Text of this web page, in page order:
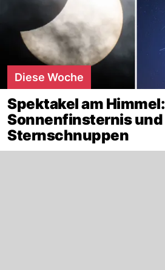
Diese Woche
Spektakel am Himmel:
Sonnenfinsternis und
Sternschnuppen